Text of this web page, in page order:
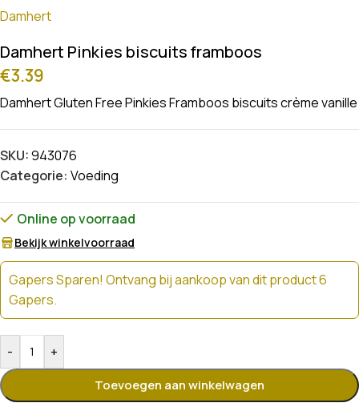
Damhert
Damhert Pinkies biscuits framboos
€3.39
Damhert Gluten Free Pinkies Framboos biscuits crème vanille
SKU:943076
Categorie: Voeding
Online op voorraad
Bekijk winkelvoorraad
Gapers Sparen! Ontvang bij aankoop van dit product 6
Gapers.
- +
Toevoegen aan winkelwagen